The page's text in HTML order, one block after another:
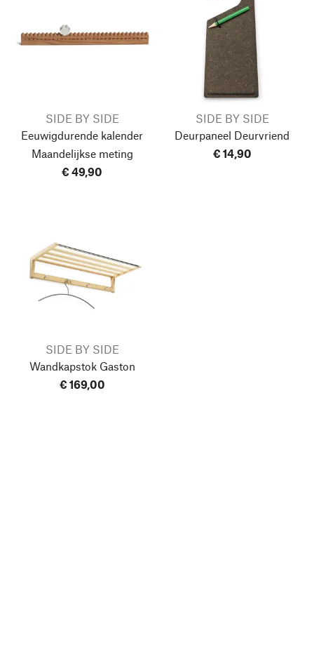
SIDE BY SIDE
Eeuwigdurende kalender
Maandelijkse meting
€ 49,90
SIDE BY SIDE
Deurpaneel Deurvriend
€ 14,90
SIDE BY SIDE
Wandkapstok Gaston
€ 169,00